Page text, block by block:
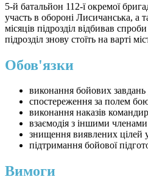
5-й батальйон 112-ї окремої
участь в обороні Лисичанська, а
місяців підрозділ відбивав
підрозділ знову стоїть на варті
Обов'язки
виконання бойових завдань
спостереження за полем
виконання наказів
взаємодія з іншими членами
знищення виявлених цілей
підтримання бойової
Вимоги